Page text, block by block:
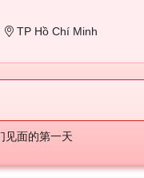
TP Hồ Chí Minh
见面的第一天